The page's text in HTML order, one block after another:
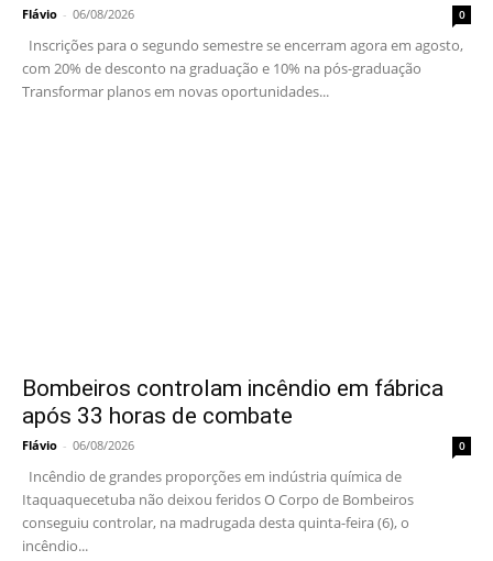
Flávio - 06/08/2026 0
Inscrições para o segundo semestre se encerram agora em agosto,
com 20% de desconto na graduação e 10% na pós-graduação
Transformar planos em novas oportunidades...
Bombeiros controlam incêndio em fábrica
após 33 horas de combate
Flávio - 06/08/2026 0
Incêndio de grandes proporções em indústria química de
Itaquaquecetuba não deixou feridos O Corpo de Bombeiros
conseguiu controlar, na madrugada desta quinta-feira (6), o
incêndio...